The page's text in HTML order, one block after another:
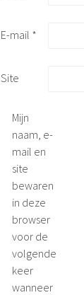
E-mail *
Site
Mijn
naam, e-
mail en
site
bewaren
in deze
browser
voor de
volgende
keer
wanneer